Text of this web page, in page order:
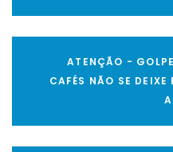
ATENÇÃO -
CAFÉS NÃO SE